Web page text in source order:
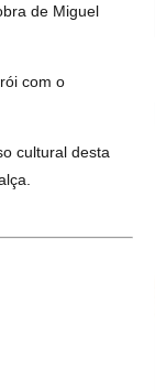
de Miguel
com o
cultural desta